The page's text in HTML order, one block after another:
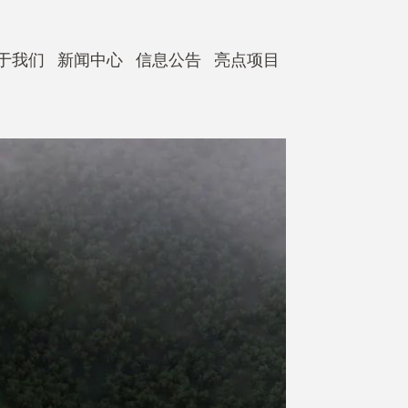
我们 新闻中心 信息公告 亮点项目